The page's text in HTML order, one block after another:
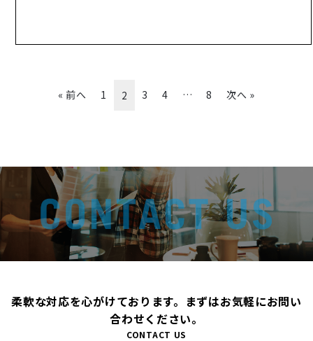
« 前へ 1 2 3 4 … 8 次へ »
柔軟な対応を心がけております。まずはお気軽にお問い
合わせください。
CONTACT US